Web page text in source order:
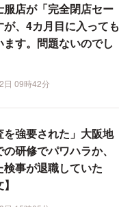
服店が「完全閉店セー
、4カ月目に入っても
す。問題ないのでし
日 09時42分
を強要された」大阪地
研修でパワハラか、
検事が退職していた